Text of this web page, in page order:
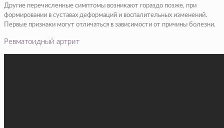
Другие перечисленные симптомы возникают гораздо позже, при
формировании в суставах деформаций и воспалительных изменений.
Первые признаки могут отличаться в зависимости от причины болезни.
Ревматоидный артрит